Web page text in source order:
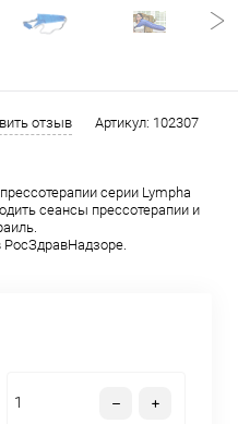
отзыв Артикул: 102307
серии Lympha
сеансы прессотерапии и
РосЗдравНадзоре.